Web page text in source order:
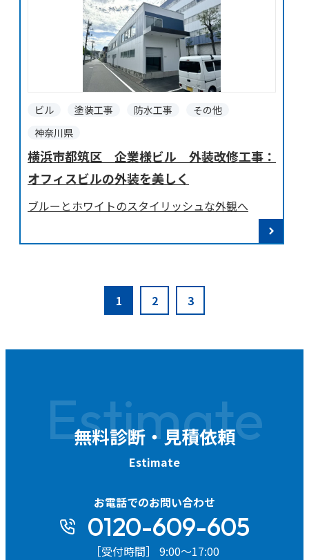
ビル 塗装工事 防水工事
その他
神奈川県
横浜市都筑区 企業様ビル 外装改修工事：
オフィスビルの外装を美しく
ブルーとホワイトのスタイリッシュな外観へ
1 2 3
Estimate
無料診断・見積依頼
Estimate
お電話でのお問い合わせ
0120-609-605
［受付時間］ 9:00～17:00